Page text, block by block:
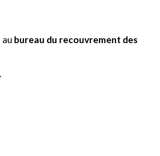
bureau du recouvrement des